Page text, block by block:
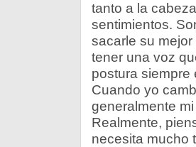
tanto a la
sentimientos.
sacarle su
tener una voz
postura siempre
Cuando yo
generalmente
Realmente,
necesita mucho